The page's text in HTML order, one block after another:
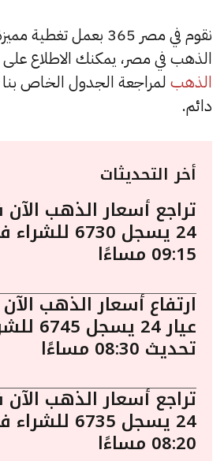
نقوم في مصر 365 بعمل
الذهب في مصر، يمكنك الاطلاع
الذهب لمراجعة الجدول الخاص
دائم.
أخر التحديثات
تراجع أسعار الذهب
24 يسجل
09:15 مساءًا
ارتفاع أسعار الذهب
عيار 24
تحديث 08:30 مساءًا
تراجع أسعار الذهب
24 يسجل
08:20 مساءًا